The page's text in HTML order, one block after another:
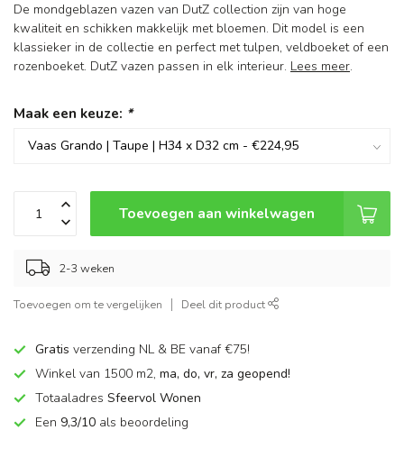
De mondgeblazen vazen van DutZ collection zijn van hoge
kwaliteit en schikken makkelijk met bloemen. Dit model is een
klassieker in de collectie en perfect met tulpen, veldboeket of een
rozenboeket. DutZ vazen passen in elk interieur. Lees meer.
Maak een keuze: *
Toevoegen aan winkelwagen
2-3 weken
Toevoegen om te vergelijken Deel dit product
Gratis verzending NL & BE vanaf €75!
Winkel van 1500 m2, ma, do, vr, za geopend!
Totaaladres Sfeervol Wonen
Een 9,3/10 als beoordeling